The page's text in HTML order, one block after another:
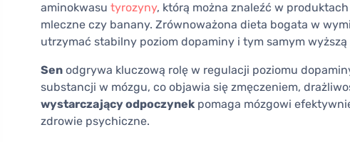
aminokwasu tyrozyny, którą można znaleźć w
mleczne czy banany. Zrównoważona dieta bogata w
utrzymać stabilny poziom dopaminy i tym samym
Sen odgrywa kluczową rolę w regulacji poziomu
substancji w mózgu, co objawia się zmęczeniem,
wystarczający odpoczynek pomaga mózgowi
zdrowie psychiczne.